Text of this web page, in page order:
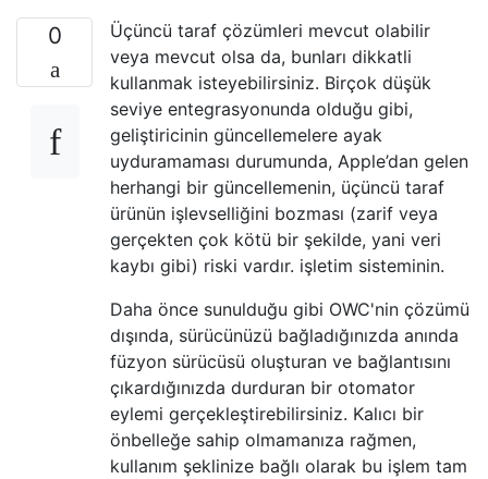
0
Üçüncü taraf çözümleri mevcut olabilir
veya mevcut olsa da, bunları dikkatli
kullanmak isteyebilirsiniz. Birçok düşük
seviye entegrasyonunda olduğu gibi,
geliştiricinin güncellemelere ayak
uyduramaması durumunda, Apple’dan gelen
herhangi bir güncellemenin, üçüncü taraf
ürünün işlevselliğini bozması (zarif veya
gerçekten çok kötü bir şekilde, yani veri
kaybı gibi) riski vardır. işletim sisteminin.
Daha önce sunulduğu gibi OWC'nin çözümü
dışında, sürücünüzü bağladığınızda anında
füzyon sürücüsü oluşturan ve bağlantısını
çıkardığınızda durduran bir otomator
eylemi gerçekleştirebilirsiniz. Kalıcı bir
önbelleğe sahip olmamanıza rağmen,
kullanım şeklinize bağlı olarak bu işlem tam